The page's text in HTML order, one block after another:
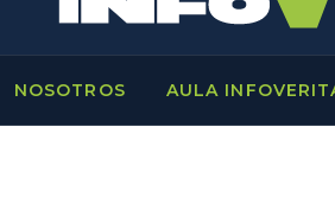
NOSOTROS AULA